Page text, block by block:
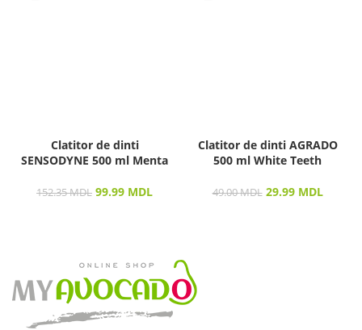
Clatitor de dinti
SENSODYNE 500 ml Menta
152.35MDL 99.99 MDL
Clatitor de dinti AGRADO
500 ml White Teeth
49.00MDL 29.99 MDL